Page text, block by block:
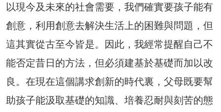
以現今及未來的社會需要，我們確實要孩子能有
創意，利用創意去解決生活上的困難與問題，但
這其實從古至今皆是。因此，我經常提醒自己不
能否定昔日的方法，但必須建基於基礎而加以改
良。在現在這個講求創新的時代裏，父母既要幫
助孩子能汲取基礎的知識、培養忍耐與刻苦的態